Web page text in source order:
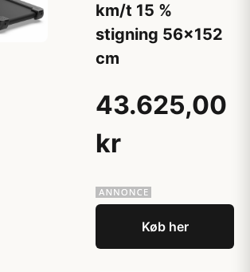
km/t 15 %
stigning 56x152
cm
43.625,00
kr
Køb her